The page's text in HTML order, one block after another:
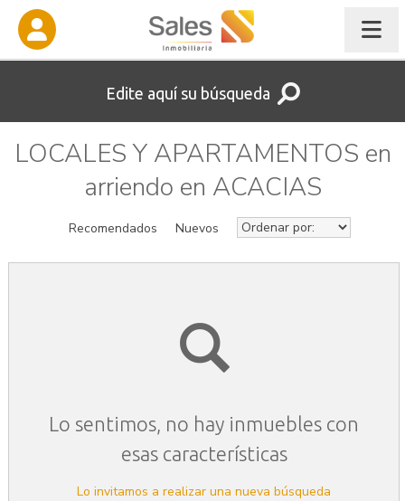
Edite aquí su búsqueda
LOCALES Y APARTAMENTOS en
arriendo en ACACIAS
Recomendados Nuevos
Lo sentimos, no hay inmuebles con
esas características
Lo invitamos a realizar una nueva búsqueda